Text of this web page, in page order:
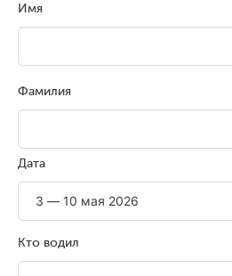
Имя
Фамилия
Дата
Кто водил